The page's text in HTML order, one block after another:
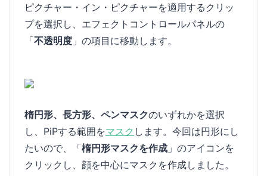
ピクチャー・イン・ピクチャーを適用するクリッ
プを選択し、エフェクトコントロールパネルの
「不透明度 」の項目に移動します。
楕円形、長方形、ペンマスクのいずれかを選択
し、PiPする範囲をマスク します。今回は円形にし
たいので、「楕円形マスクを作成 」のアイコンを
クリックし、顔を中心にマスクを作成しました。